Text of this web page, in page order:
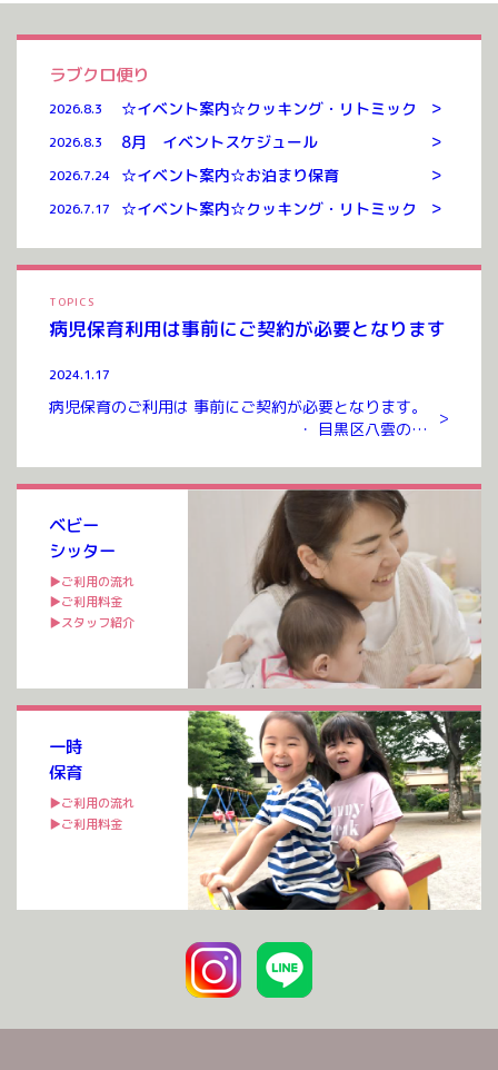
一時
保育
▶ご利用の流れ
▶ご利用料金
ベビー
シッター
▶ご利用の流れ
▶ご利用料金
▶スタッフ紹介
TOPICS
病児保育利用は事前にご契約が必要となります
2024.1.17
病児保育のご利用は 事前にご契約が必要となります。
・ 目黒区八雲のお
いただいたのち ご利用が可能となります。 ご契約には
入会金、年会費 […]
>
ラブクロ便り
2026.8.3 ☆イベント案内☆クッキング・リトミック >
2026.8.3 8月 イベントスケジュール >
2026.7.24 ☆イベント案内☆お泊まり保育 >
2026.7.17 ☆イベント案内☆クッキング・リトミック >